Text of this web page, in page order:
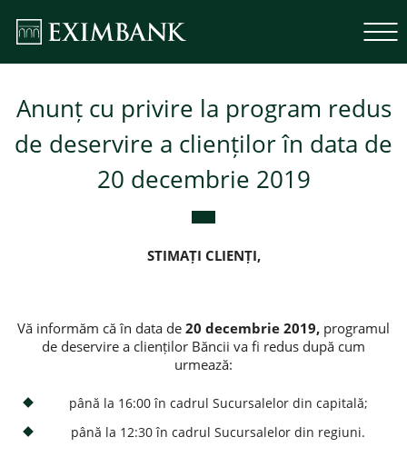
Anunț cu privire la program redus
de deservire a clienților în data de
20 decembrie 2019
STIMAȚI CLIENȚI,
Vă informăm că în data de 20 decembrie 2019, programul
de deservire a clienților Băncii va fi redus după cum
urmează:
până la 16:00 în cadrul Sucursalelor din capitală;
până la 12:30 în cadrul Sucursalelor din regiuni.